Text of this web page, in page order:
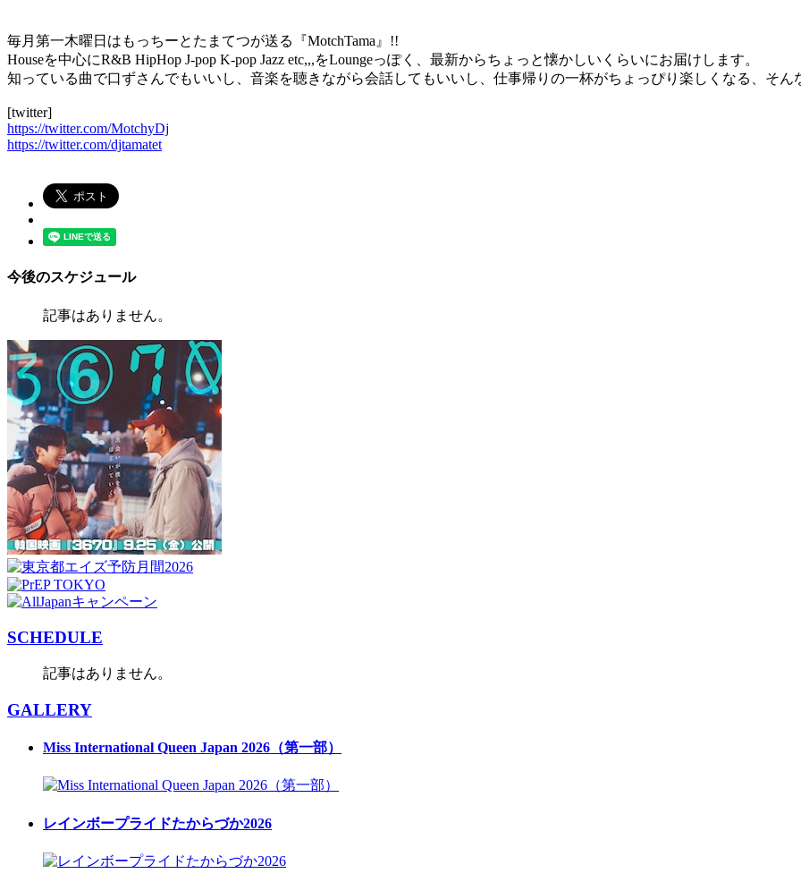
毎月第一木曜日はもっちーとたまてつが送る『MotchTama』!!
Houseを中心にR&B HipHop J-pop K-pop Jazz etc,,,をLoungeっぽく、最新からちょっと懐かしいくらいにお届けします。
知っている曲で口ずさんでもいいし、音楽を聴きながら会話してもいいし、仕事帰りの一杯がちょっぴり楽しくなる、そん
[twitter]
https://twitter.com/MotchyDj
https://twitter.com/djtamatet
今後のスケジュール
記事はありません。
SCHEDULE
記事はありません。
GALLERY
Miss International Queen Japan 2026（第一部）
レインボープライドたからづか2026